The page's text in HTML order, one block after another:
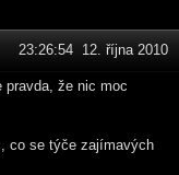
23:26:54 12. října 2010
pravda, že nic moc
co se týče zajímavých